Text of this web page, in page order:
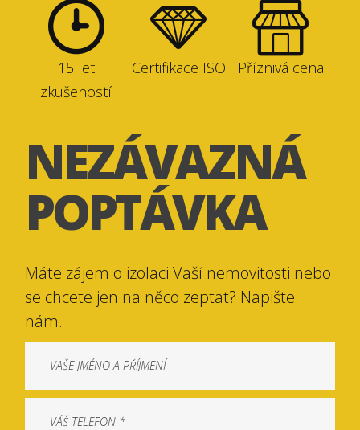
15 let
zkušeností
Certifikace ISO Příznivá cena
NEZÁVAZNÁ
POPTÁVKA
Máte zájem o izolaci Vaší nemovitosti nebo
se chcete jen na něco zeptat? Napište
nám.